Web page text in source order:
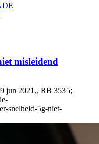
misleidend
jun 2021,, RB 3535;
snelheid-5g-niet-